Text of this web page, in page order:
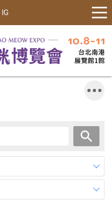
IG